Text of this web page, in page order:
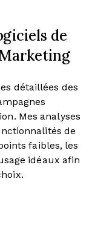
de
détaillées des
Mes analyses
de
faibles, les
idéaux afin